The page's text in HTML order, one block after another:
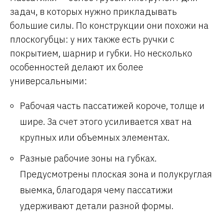
задач, в которых нужно прикладывать
большие силы. По конструкции они похожи на
плоскогубцы: у них также есть ручки с
покрытием, шарнир и губки. Но несколько
особенностей делают их более
универсальными:
Рабочая часть пассатижей короче, толще и
шире. За счет этого усиливается хват на
крупных или объемных элементах.
Разные рабочие зоны на губках.
Предусмотрены плоская зона и полукруглая
выемка, благодаря чему пассатижи
удерживают детали разной формы.